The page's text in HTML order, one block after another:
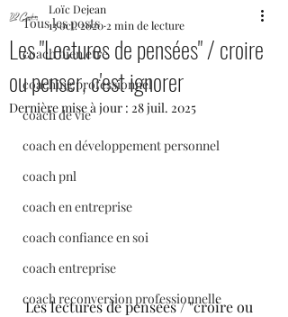
Tous les posts
coach bien etre
coaching professionnel
coach de vie
coach en développement personnel
coach pnl
coach en entreprise
coach confiance en soi
coach entreprise
coach reconversion professionnelle
Les "Lectures de pensées" / croire
ou penser, c'est ignorer
Loïc Dejean
13 oct. 2020 2 min de lecture
Dernière mise à jour : 28 juil. 2025
Les lectures de pensées / "croire ou